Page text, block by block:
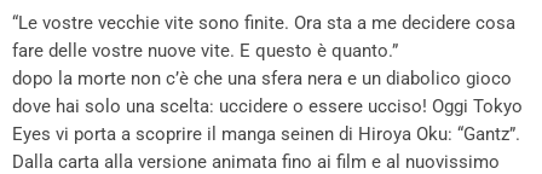
“Le vostre vecchie vite sono finite. Ora sta a me decidere cosa
fare delle vostre nuove vite. E questo è quanto.”
dopo la morte non c’è che una sfera nera e un diabolico gioco
dove hai solo una scelta: uccidere o essere ucciso! Oggi Tokyo
Eyes vi porta a scoprire il manga seinen di Hiroya Oku: “Gantz”.
Dalla carta alla versione animata fino ai film e al nuovissimo